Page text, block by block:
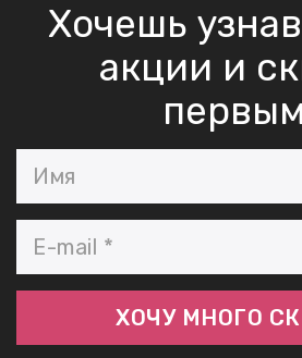
Хочешь
акции и